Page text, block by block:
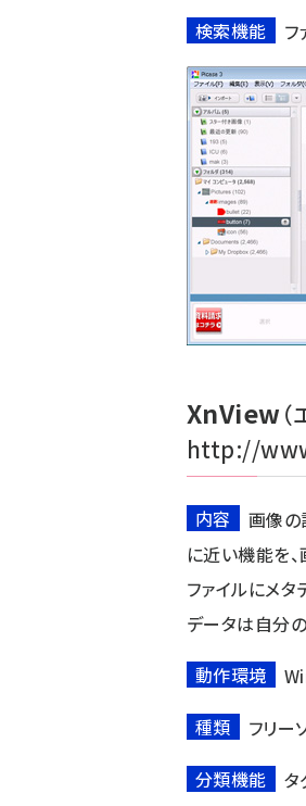
検索機能
XnView
http://
内容
画像の
に近い機能を
ファイルにメ
データは自分
動作環境
種類
フリー
分類機能
タ